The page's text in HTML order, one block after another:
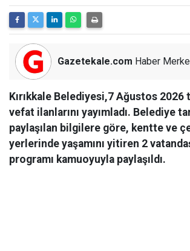
Gazetekale.com Haber
Kırıkkale Belediyesi,7 Ağustos
vefat ilanlarını yayımladı. Belediye
paylaşılan bilgilere göre, kentte ve
yerlerinde yaşamını yitiren 2
programı kamuoyuyla paylaşıldı.